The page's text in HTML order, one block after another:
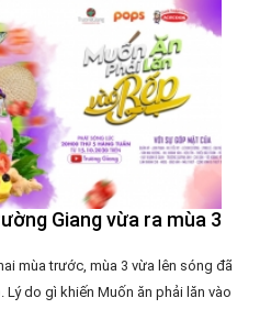
Giang vừa ra mùa 3
mùa trước, mùa 3 vừa lên sóng đã
Lý do gì khiến Muốn ăn phải lăn vào